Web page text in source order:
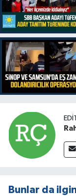
Bunlar da